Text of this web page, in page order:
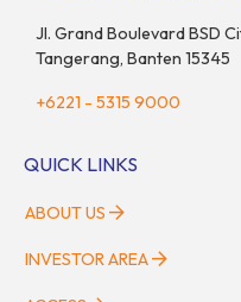
Jl. Grand Boulevard BSD
Tangerang, Banten 15345
+6221 - 5315 9000
QUICK LINKS
ABOUT US
INVESTOR AREA